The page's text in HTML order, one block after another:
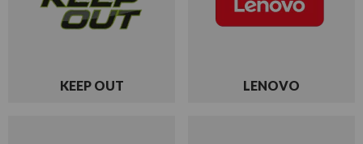
KEEP OUT LENOVO